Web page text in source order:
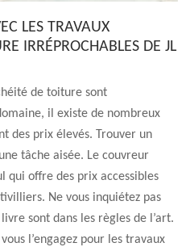
LES TRAVAUX
IRRÉPROCHABLES DE JL
de toiture sont
il existe de nombreux
des prix élevés. Trouver un
tâche aisée. Le couvreur
qui offre des prix accessibles
Ne vous inquiétez pas
sont dans les règles de l’art.
l’engagez pour les travaux